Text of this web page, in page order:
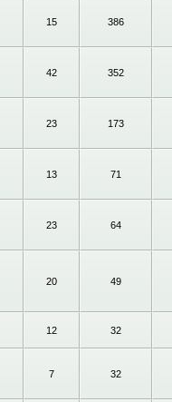
15 386
42 352
23 173
13 71
23 64
20 49
12 32
7 32